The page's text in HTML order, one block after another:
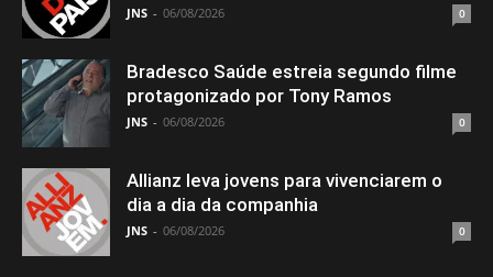
JNS - 06/08/2026 0
Bradesco Saúde estreia segundo filme
protagonizado por Tony Ramos
JNS - 06/08/2026 0
Allianz leva jovens para vivenciarem o
dia a dia da companhia
JNS - 06/08/2026 0